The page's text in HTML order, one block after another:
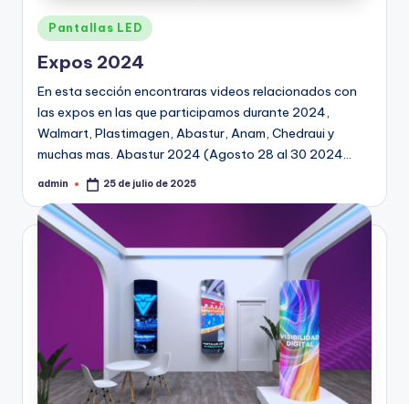
Pantallas LED
Expos 2024
En esta sección encontraras videos relacionados con
las expos en las que participamos durante 2024,
Walmart, Plastimagen, Abastur, Anam, Chedraui y
muchas mas. Abastur 2024 (Agosto 28 al 30 2024…
admin 25 de julio de 2025